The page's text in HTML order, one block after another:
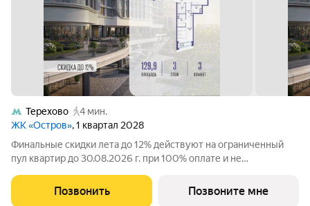
Терехово
4 мин.
ЖК «Остров», 1 квартал 2028
Финальные скидки лета до 12% действуют на ограниченный
пул квартир до 30.08.2026 г. при 100% оплате и не
застройщика: общая площадь 129.92 м, жилая 45.10 м, кухня
43.40 м, 3-й этаж, жилой квартал
Позвонить Позвоните мне